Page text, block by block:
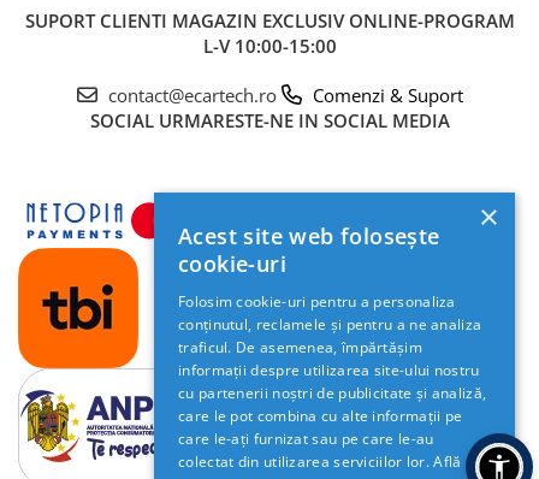
SUPORT CLIENTI MAGAZIN EXCLUSIV ONLINE-PROGRAM
L-V 10:00-15:00
contact@ecartech.ro
Comenzi & Suport
SOCIAL URMARESTE-NE IN SOCIAL MEDIA
×
Acest site web folosește
cookie-uri
Folosim cookie-uri pentru a personaliza
conținutul, reclamele și pentru a ne analiza
traficul. De asemenea, împărtășim
informații despre utilizarea site-ului nostru
cu partenerii noștri de publicitate și analiză,
care le pot combina cu alte informații pe
care le-ați furnizat sau pe care le-au
colectat din utilizarea serviciilor lor.Află